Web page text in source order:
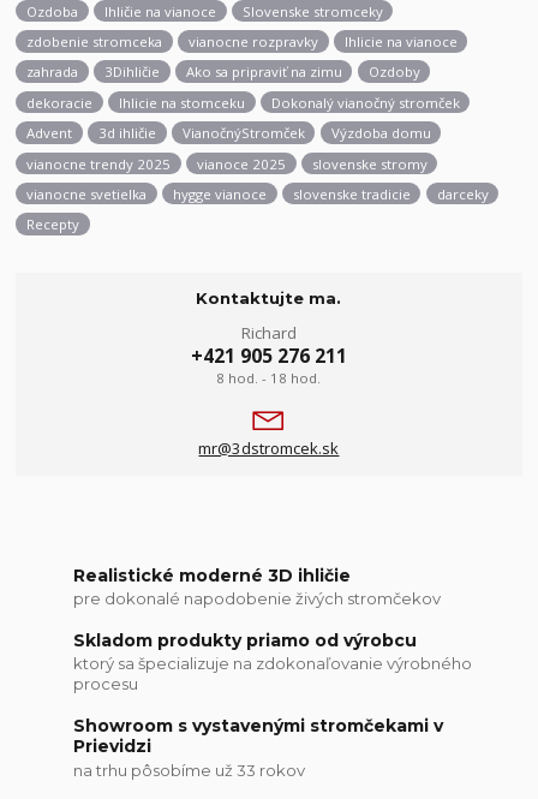
Ozdoba
Ihličie na vianoce
Slovenske stromceky
zdobenie stromceka
vianocne rozpravky
Ihlicie na vianoce
zahrada
3Dihličie Ako sa pripraviť na zimu
Ozdoby
dekoracie
Ihlicie na stomceku
Dokonalý vianočný stromček
Advent
3d ihličie VianočnýStromček
Výzdoba domu
vianocne trendy 2025
vianoce 2025
slovenske stromy
vianocne svetielka
hygge vianoce slovenske tradicie
darceky
Recepty
Kontaktujte ma.
Richard
+421 905 276 211
8 hod. - 18 hod.
mr@3dstromcek.sk
Realistické moderné 3D ihličie
pre dokonalé napodobenie živých stromčekov
Skladom produkty priamo od výrobcu
ktorý sa špecializuje na zdokonaľovanie výrobného
procesu
Showroom s vystavenými stromčekami v
Prievidzi
na trhu pôsobíme už 33 rokov